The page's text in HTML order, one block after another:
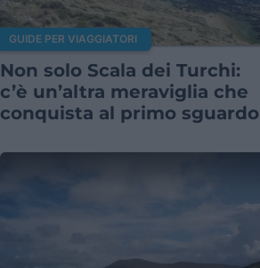
GUIDE PER VIAGGIATORI
Non solo Scala dei Turchi:
c’è un’altra meraviglia che
conquista al primo sguardo